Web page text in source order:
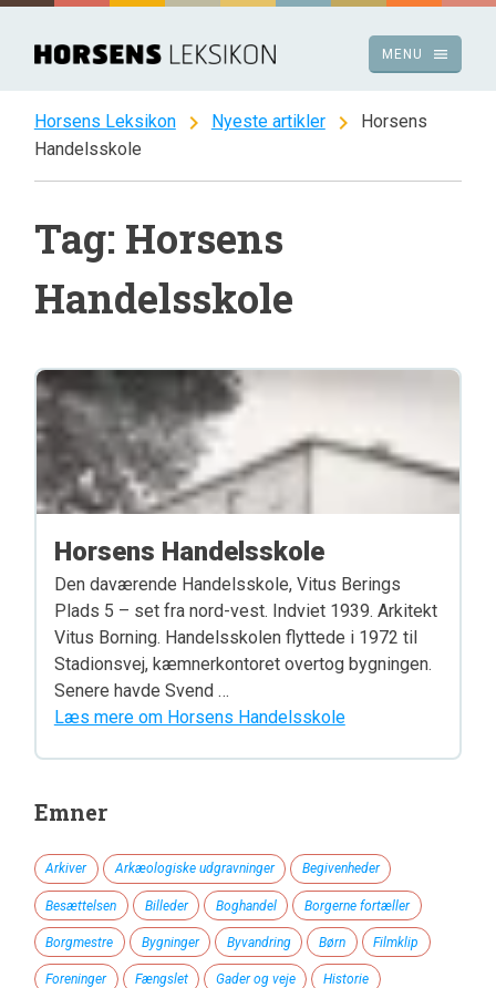
Spring
indhold
menu
MENU
Horsens Leksikon chevron_right Nyeste artikler chevron_right
Horsens
Handelsskole
Tag: Horsens
Handelsskole
Horsens Handelsskole
Den daværende Handelsskole, Vitus Berings
Plads 5 – set fra nord-vest. Indviet 1939. Arkitekt
Vitus Borning. Handelsskolen flyttede i 1972 til
Stadionsvej, kæmnerkontoret overtog bygningen.
Senere havde Svend …
Læs mere om Horsens Handelsskole
Emner
Arkiver Arkæologiske udgravninger Begivenheder
Besættelsen Billeder Boghandel Borgerne fortæller
Borgmestre Bygninger Byvandring Børn Filmklip
Foreninger Fængslet Gader og veje Historie